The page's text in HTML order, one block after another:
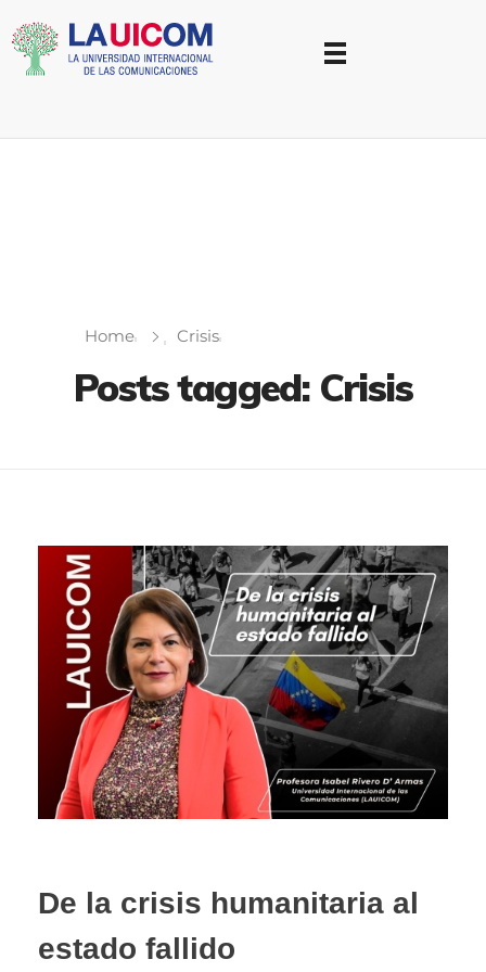
Home Crisis
Posts tagged: Crisis
De la crisis humanitaria al
estado fallido